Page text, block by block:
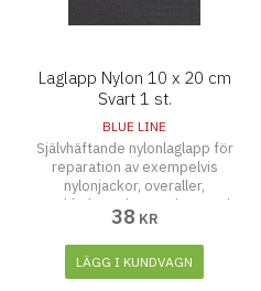
Laglapp Nylon 10 x 20 cm
Svart 1 st.
BLUE LINE
Självhäftande nylonlaglapp för
reparation av exempelvis
nylonjackor, overaller,
regnkläder och paraplyer. Tänk
på att rengöra och torka ytan
noggrant innan laglappen
fästes. Tvättbar upp till 30
grader
38 KR
LÄGG I KUNDVAGN